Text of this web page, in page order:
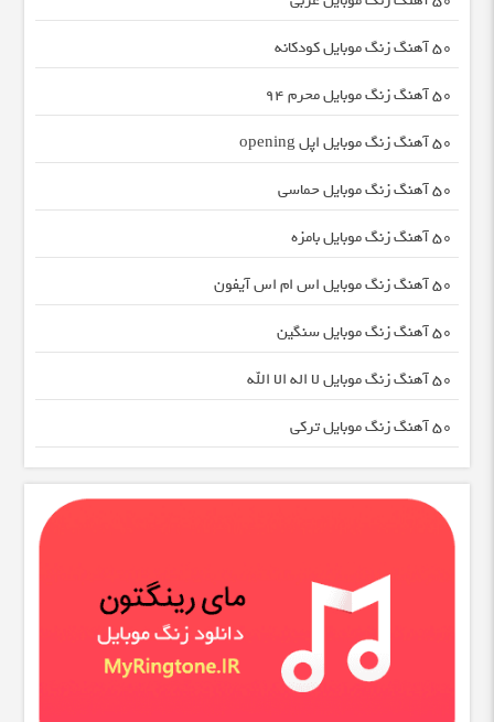
50 آهنگ زنگ موبایل کودکانه
50 آهنگ زنگ موبایل محرم 94
50 آهنگ زنگ موبایل اپل opening
50 آهنگ زنگ موبایل حماسی
50 آهنگ زنگ موبایل بامزه
50 آهنگ زنگ موبایل اس ام اس آیفون
50 آهنگ زنگ موبایل سنگین
50 آهنگ زنگ موبایل لا اله الا الله
50 آهنگ زنگ موبایل ترکی